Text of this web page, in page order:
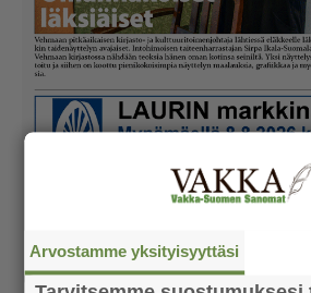
Arvostamme yksityisyyttäsi